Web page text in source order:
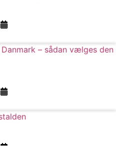
– sådan vælges den